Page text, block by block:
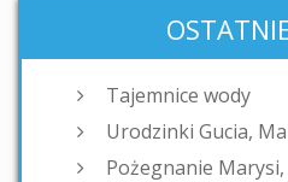
Tajemnice wody
Urodzinki Gucia,
Pożegnanie